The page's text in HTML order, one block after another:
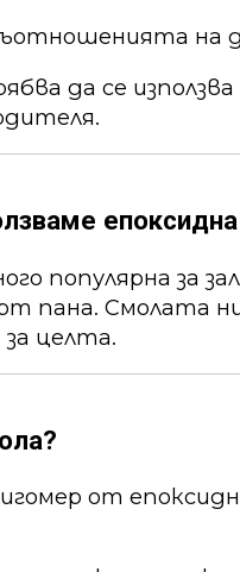
на
да се
популярна за
пана. Смолата
целта.
от